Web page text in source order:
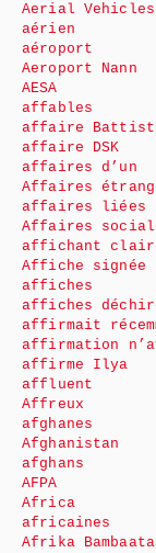
Aerial Vehicles
aérien
aéroport
Aeroport Nann
AESA
affables
affaire
affaire DSK
affaires d’un
Affaires
affaires liées
Affaires
affichant
Affiche signée
affiches
affiches
affirmait
affirmation
affirme Ilya
affluent
Affreux
afghanes
Afghanistan
afghans
AFPA
Africa
africaines
Afrika